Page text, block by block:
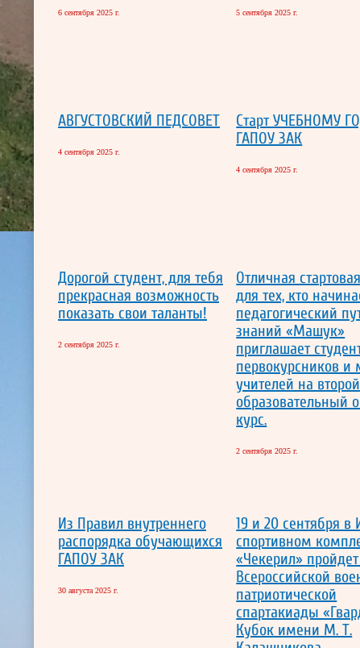
6 сентября 2025 г. 5 сентября 2025 г.
АВГУСТОВСКИЙ ПЕДСОВЕТ
4 сентября 2025 г.
Старт УЧЕБНОМУ
ГАПОУ ЗАК
4 сентября 2025 г.
Дорогой студент, для тебя
прекрасная возможность
показать свои таланты!
2 сентября 2025 г.
Отличная
для тех, кто
педагогический
знаний «Машук»
приглашает
первокурсников и
учителей на второй
образовательный
курс.
2 сентября 2025 г.
Из Правил внутреннего
распорядка обучающихся
ГАПОУ ЗАК
30 августа 2025 г.
19 и 20 сентября в
спортивном
«Чекерил»
Всероссийской
патриотической
спартакиады
Кубок имени М. Т.